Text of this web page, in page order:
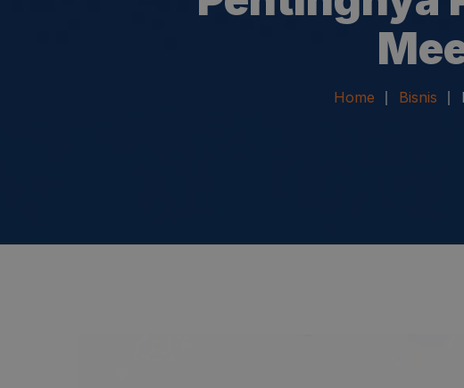
Home Bisnis